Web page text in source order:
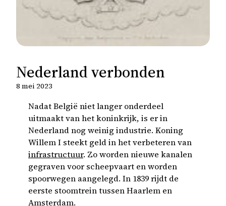
Nederland verbonden
8 mei 2023
Nadat België niet langer onderdeel
uitmaakt van het koninkrijk, is er in
Nederland nog weinig industrie. Koning
Willem I steekt geld in het verbeteren van
infrastructuur. Zo worden nieuwe kanalen
gegraven voor scheepvaart en worden
spoorwegen aangelegd. In 1839 rijdt de
eerste stoomtrein tussen Haarlem en
Amsterdam.